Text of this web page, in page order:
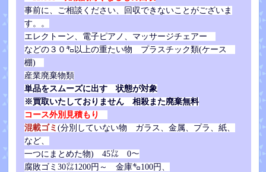
事前に、ご相談ください、回収できないことがございま
す。。
エレクトーン、電子ピアノ、マッサージチェアー
などの３０㌔以上の重たい物 プラスチック類(ケース
棚)
産業廃棄物類
単品をスムーズに出す 状態が対象
※買取いたしておりません 相殺また廃棄無料
コース外別見積もり
混載ゴミ (分別していない物 ガラス、金属、プラ、紙、
など、
一つにまとめた物) 45㍑ 0～
腐敗ゴミ30㍑1200円～ 金庫㌔100円、